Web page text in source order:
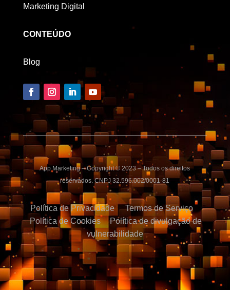
Marketing Digital
CONTEÚDO
Blog
App Marketing – Copyright © 2023 – Todos os direitos
reservados. CNPJ 32.596.002/0001-81
Política de Privacidade
Termos de Serviço
Política de Cookies
Política de divulgação de
vulnerabilidade